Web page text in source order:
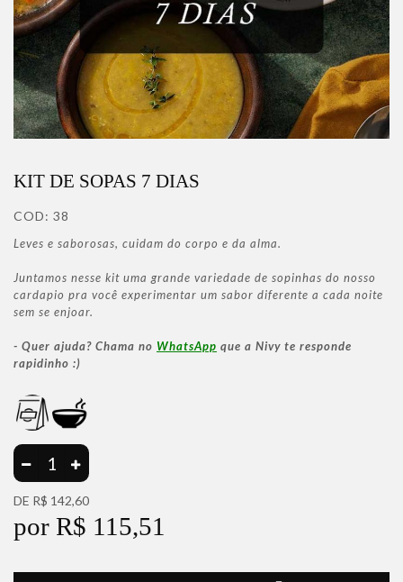
KIT DE SOPAS 7 DIAS
COD: 38
Leves e saborosas, cuidam do corpo e da alma.
Juntamos nesse kit uma grande variedade de sopinhas do nosso
cardapio pra você experimentar um sabor diferente a cada noite
sem se enjoar.
- Quer ajuda? Chama no WhatsApp que a Nivy te responde
rapidinho :)
DE R$ 142,60
por R$ 115,51